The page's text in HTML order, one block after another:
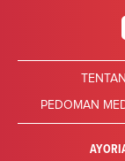
PEDOMAN